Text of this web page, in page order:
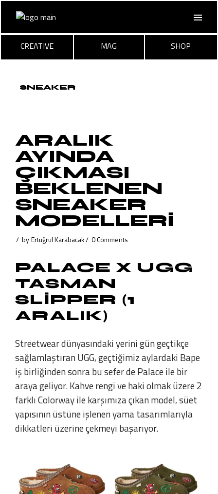
Skip
CREATIVE
MAG SHOP
SNEAKER
ARALIK
AYINDA
ÇIKMASI
BEKLENEN
SNEAKER
MODELLERİ
by Ertuğrul Karabacak 0 Comments
PALACE X UGG
TASMAN
SLIPPER (1
ARALIK)
Streetwear dünyasındaki yerini gün geçtikçe
sağlamlaştıran UGG, geçtiğimiz aylardaki Bape
iş birliğinden sonra bu sefer de Palace ile bir
araya geliyor. Kahve rengi ve haki olmak üzere 2
farklı Colorway ile karşımıza çıkan model, süet
yapısının üstüne işlenen yama tasarımlarıyla
dikkatleri üzerine çekmeyi başarıyor.